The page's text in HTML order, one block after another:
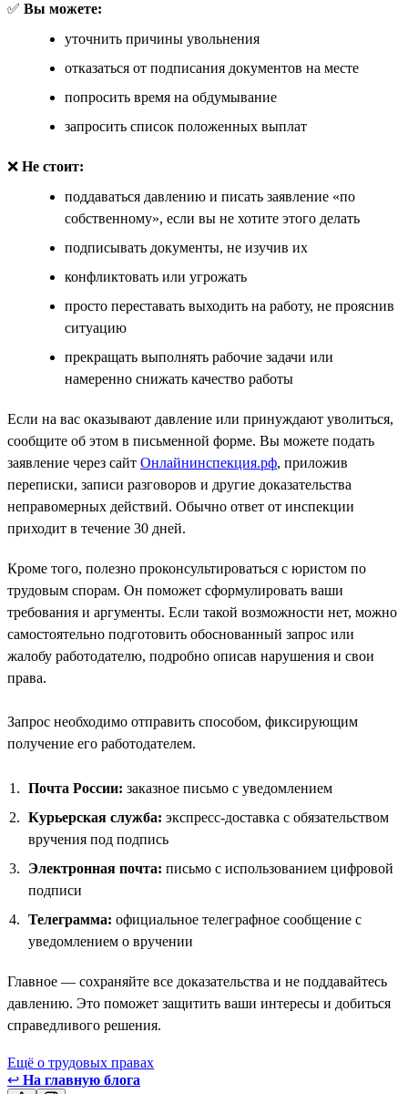
✅ Вы можете:
уточнить причины увольнения
отказаться от подписания документов на месте
попросить время на обдумывание
запросить список положенных выплат
❌ Не стоит:
поддаваться давлению и писать заявление «по
собственному», если вы не хотите этого делать
подписывать документы, не изучив их
конфликтовать или угрожать
просто переставать выходить на работу, не прояснив
ситуацию
прекращать выполнять рабочие задачи или
намеренно снижать качество работы
Если на вас оказывают давление или принуждают уволиться,
сообщите об этом в письменной форме. Вы можете подать
заявление через сайт Онлайнинспекция.рф, приложив
переписки, записи разговоров и другие доказательства
неправомерных действий. Обычно ответ от инспекции
приходит в течение 30 дней.
Кроме того, полезно проконсультироваться с юристом по
трудовым спорам. Он поможет сформулировать ваши
требования и аргументы. Если такой возможности нет, можно
самостоятельно подготовить обоснованный запрос или
жалобу работодателю, подробно описав нарушения и свои
права.
Запрос необходимо отправить способом, фиксирующим
получение его работодателем.
Почта России: заказное письмо с уведомлением
Курьерская служба: экспресс-доставка с обязательством
вручения под подпись
Электронная почта: письмо с использованием цифровой
подписи
Телеграмма: официальное телеграфное сообщение с
уведомлением о вручении
Главное — сохраняйте все доказательства и не поддавайтесь
давлению. Это поможет защитить ваши интересы и добиться
справедливого решения.
Ещё о трудовых правах
↩ На главную блога